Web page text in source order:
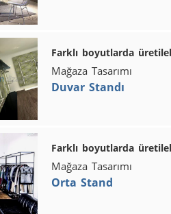
Farklı boyutlarda
Mağaza Tasarımı
Duvar Standı
Farklı boyutlarda
Mağaza Tasarımı
Orta Stand